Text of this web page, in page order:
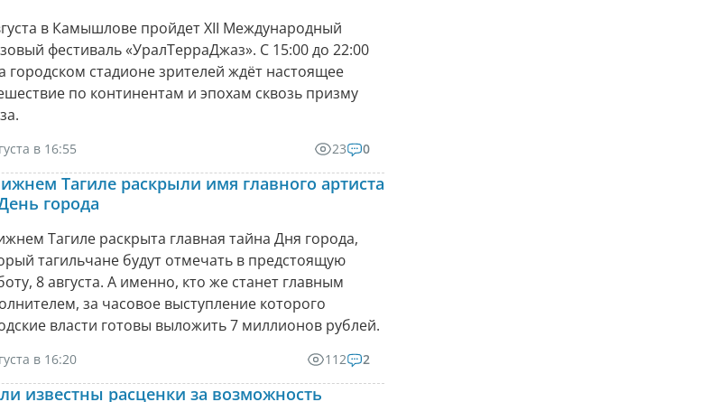
в Камышлове пройдет XII Международный
фестиваль «УралТерраДжаз». С 15:00 до 22:00
городском стадионе зрителей ждёт настоящее
по континентам и эпохам сквозь призму
в 16:55 23 0
Тагиле раскрыли имя главного артиста
города
Тагиле раскрыта главная тайна Дня города,
тагильчане будут отмечать в предстоящую
8 августа. А именно, кто же станет главным
за часовое выступление которого
власти готовы выложить 7 миллионов рублей.
в 16:20 112 2
известны расценки за возможность